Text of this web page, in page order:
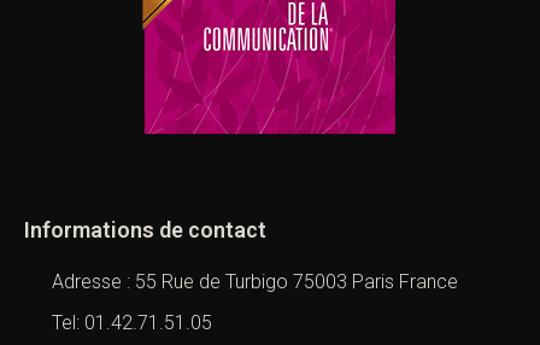
Informations de contact
Adresse : 55 Rue de Turbigo 75003 Paris France
Tel: 01.42.71.51.05